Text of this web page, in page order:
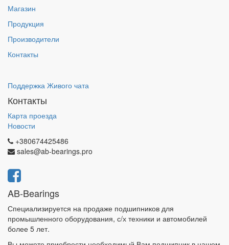
Магазин
Продукция
Производители
Контакты
Поддержка Живого чата
Контакты
Карта проезда
Новости
+380674425486
sales@ab-bearings.pro
AB-Bearings
Специализируется на продаже подшипников для
промышленного оборудования, с/х техники и автомобилей
более 5 лет.